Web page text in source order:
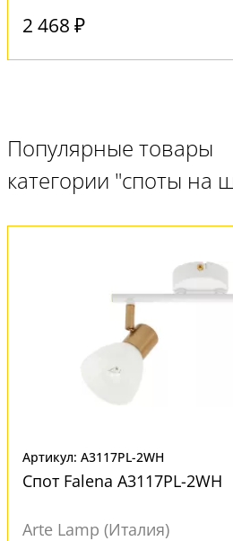
2 468 ₽
Популярные товары
категории "споты на
Артикул: A3117PL-2WH
Спот Falena A3117PL-2WH
Arte Lamp (Италия)